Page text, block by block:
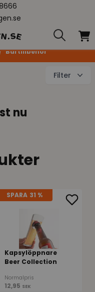
Bartillbehör
Filter
nu
SPARA 31 %
Kapsylöppnare
Beer Collection
Normalpris
12,95 SEK